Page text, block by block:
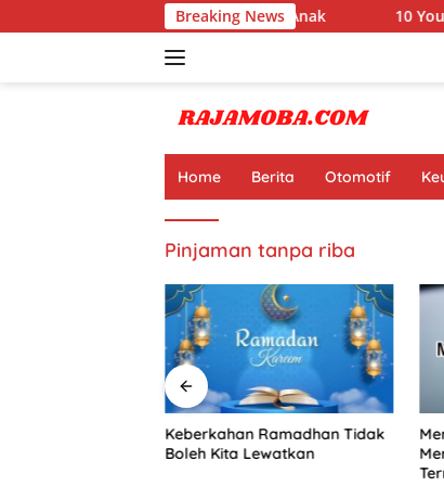
ke
Breaking News
Ini Manfaat Pramuka untuk Anak 10
Home Berita Otomotif
Pinjaman tanpa riba
Keberkahan Ramadhan Tidak
Boleh Kita Lewatkan